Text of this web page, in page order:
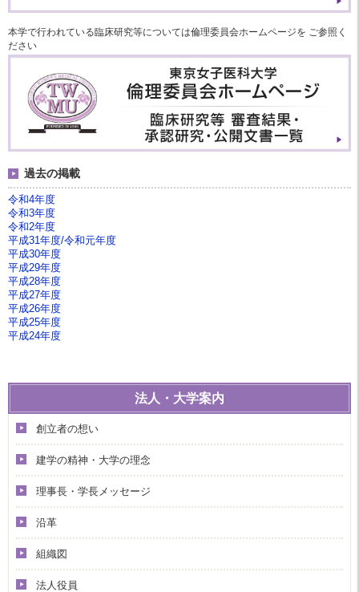
本学で行われている臨床研究等については倫理委員会ホームページを ご参照く
ださい
過去の掲載
令和4年度
令和3年度
令和2年度
平成31年度/令和元年度
平成30年度
平成29年度
平成28年度
平成27年度
平成26年度
平成25年度
平成24年度
法人・大学案内
創立者の想い
建学の精神・大学の理念
理事長・学長メッセージ
沿革
組織図
法人役員